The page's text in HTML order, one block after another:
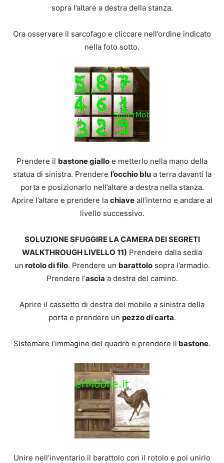
sopra l’altare a destra della stanza.
Ora osservare il sarcofago e cliccare nell’ordine indicato
nella foto sotto.
Prendere il bastone giallo e metterlo nella mano della
statua di sinistra. Prendere l’occhio blua terra davanti la
porta e posizionarlo nell’altare a destra nella stanza.
Aprire l’altare e prendere la chiave all’interno e andare al
livello successivo.
SOLUZIONE SFUGGIRE LA CAMERA DEI SEGRETI
WALKTHROUGH LIVELLO 11) Prendere dalla sedia
un rotolo di filo. Prendere un barattolosopra l’armadio.
Prendere l’ascia a destra del camino.
Aprire il cassetto di destra del mobile a sinistra della
porta e prendere un pezzo di carta.
Sistemare l’immagine del quadro e prendere il bastone.
Unire nell’inventario il barattolo con il rotolo e poi unirlo